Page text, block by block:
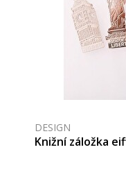
DESIGN
Knižní záložka